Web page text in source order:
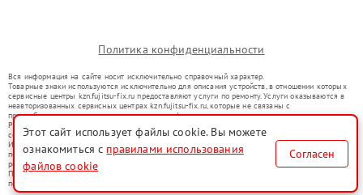
Политика конфиденциальности
Вся информация на сайте носит исключительно справочный характер.
Товарные знаки используются исключительно для описания устройств, в отношении которых
сервисные центры kzn.fujitsu-fix.ru предоставляют услуги по ремонту. Услуги оказываются в
неавторизованных сервисных центрах kzn.fujitsu-fix.ru, которые не связаны с
правообладателями товарных знаков или их официальными представителями.
Ремонт осуществляется для устройств, уже введенных в гражданский оборот в соответствии
со статьей 1487 ГК РФ.
Использование товарных знаков не преследует цели индивидуализации услуг или введения
потребителей в заблуждение, а служит для информирования о предоставляемых услугах по
ремонту техники указанных брендов.
Представленная на сайте информация не является публичной офертой, определяемой
положениями Статьи 437(2) Гражданского кодекса РФ
Этот сайт использует файлы cookie. Вы можете
ознакомиться с правилами использования
файлов cookie
Согласен